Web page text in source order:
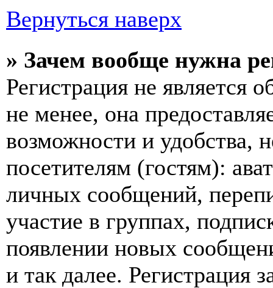
Вернуться наверх
» Зачем вообще нужна
Регистрация не является
не менее, она
возможности и удобства,
посетителям (гостям):
личных сообщений,
участие в группах,
появлении новых
и так далее. Регистрация